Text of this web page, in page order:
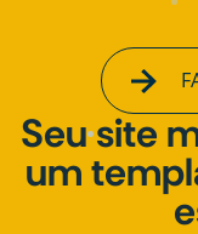
Seu site
um